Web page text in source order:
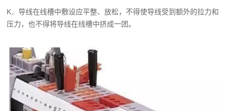
K．导线在线槽中敷设应平整、放松，不得使导线受到额外的拉力和
压力，也不得将导线在线槽中挤成一团。